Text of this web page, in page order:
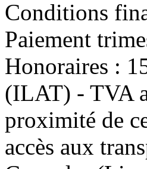
Conditions
Paiement
Honoraires :
(ILAT) - TVA
proximité de
accès aux